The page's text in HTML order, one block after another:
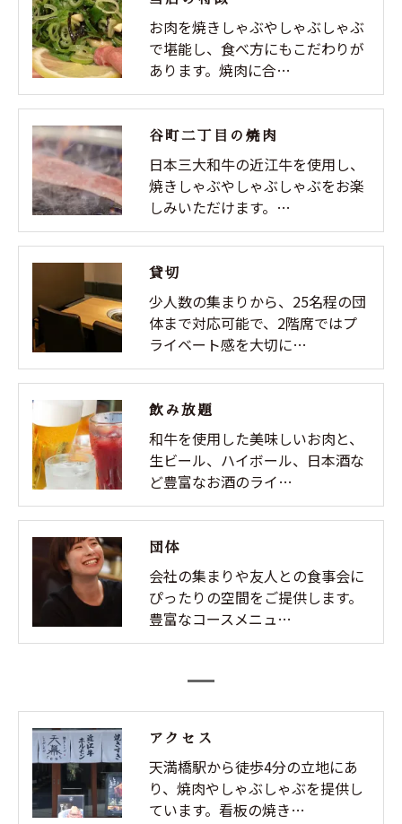
お肉を焼きしゃぶやしゃぶしゃぶ
で堪能し、食べ方にもこだわりが
あります。焼肉に合…
谷町二丁目の焼肉
日本三大和牛の近江牛を使用し、
焼きしゃぶやしゃぶしゃぶをお楽
しみいただけます。…
貸切
少人数の集まりから、25名程の団
体まで対応可能で、2階席ではプ
ライベート感を大切に…
飲み放題
和牛を使用した美味しいお肉と、
生ビール、ハイボール、日本酒な
ど豊富なお酒のライ…
団体
会社の集まりや友人との食事会に
ぴったりの空間をご提供します。
豊富なコースメニュ…
アクセス
天満橋駅から徒歩4分の立地にあ
り、焼肉やしゃぶしゃぶを提供し
ています。看板の焼き…